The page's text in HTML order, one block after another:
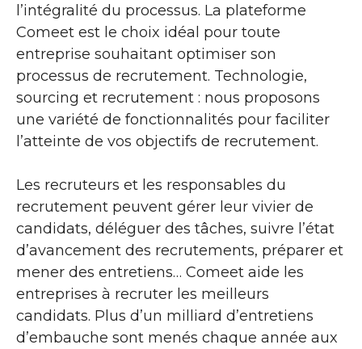
l’intégralité du processus. La plateforme
Comeet est le choix idéal pour toute
entreprise souhaitant optimiser son
processus de recrutement. Technologie,
sourcing et recrutement : nous proposons
une variété de fonctionnalités pour faciliter
l’atteinte de vos objectifs de recrutement.
Les recruteurs et les responsables du
recrutement peuvent gérer leur vivier de
candidats, déléguer des tâches, suivre l’état
d’avancement des recrutements, préparer et
mener des entretiens… Comeet aide les
entreprises à recruter les meilleurs
candidats. Plus d’un milliard d’entretiens
d’embauche sont menés chaque année aux